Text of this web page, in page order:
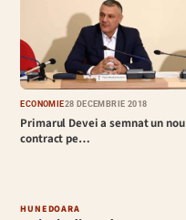
ECONOMIE28 DECEMBRIE 2018
Primarul Devei a semnat un nou
contract pe…
HUNEDOARA